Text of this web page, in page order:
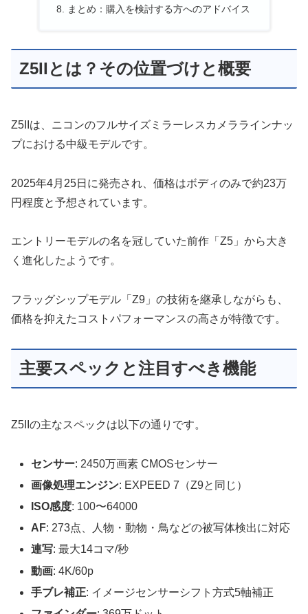
まとめ：購入を検討する方へのアドバイス
Z5IIとは？その位置づけと概要
Z5IIは、ニコンのフルサイズミラーレスカメララインナッ
プにおける中級モデルです。
2025年4月25日に発売され、価格はボディのみで約23万
円程度と予想されています。
エントリーモデルの名を冠していた前作「Z5」から大き
く進化したようです。
フラッグシップモデル「Z9」の技術を継承しながらも、
価格を抑えたコストパフォーマンスの高さが特徴です。
主要スペックと注目すべき機能
Z5IIの主なスペックは以下の通りです。
センサー: 2450万画素 CMOSセンサー
画像処理エンジン: EXPEED 7（Z9と同じ）
ISO感度: 100〜64000
AF: 273点、人物・動物・鳥などの被写体検出に対応
連写: 最大14コマ/秒
動画: 4K/60p
手ブレ補正: イメージセンサーシフト方式5軸補正